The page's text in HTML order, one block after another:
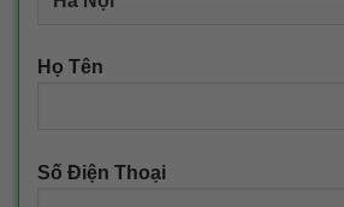
Họ Tên
Số Điện Thoại